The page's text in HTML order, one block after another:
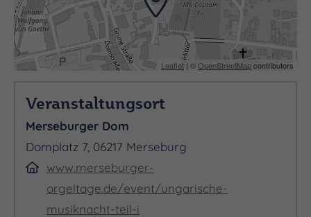
AN DER ORGEL
István Ella
Leaflet | ©OpenStreetMapcontributors
Veranstaltungsort
Merseburger Dom
Domplatz 7, 06217 Merseburg
www.merseburger-
orgeltage.de/event/ungarische-
musiknacht-teil-i